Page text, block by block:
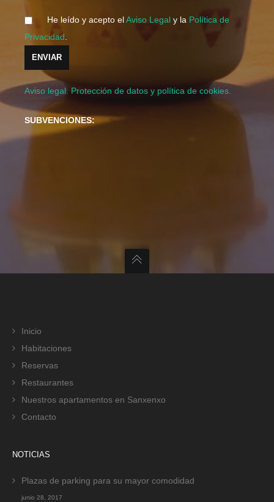
He leído y acepto elAviso Legal y la Política de
Privacidad.
Aviso legal. Protección de datos y política de cookies.
SUBVENCIONES:
Inicio
Habitaciones
Reservas
Restaurantes
Nuestros apartamentos en Sanxenxo
Contacto
NOTICIAS
Plazas de parking para su mayor comodidad
junio 28, 2017